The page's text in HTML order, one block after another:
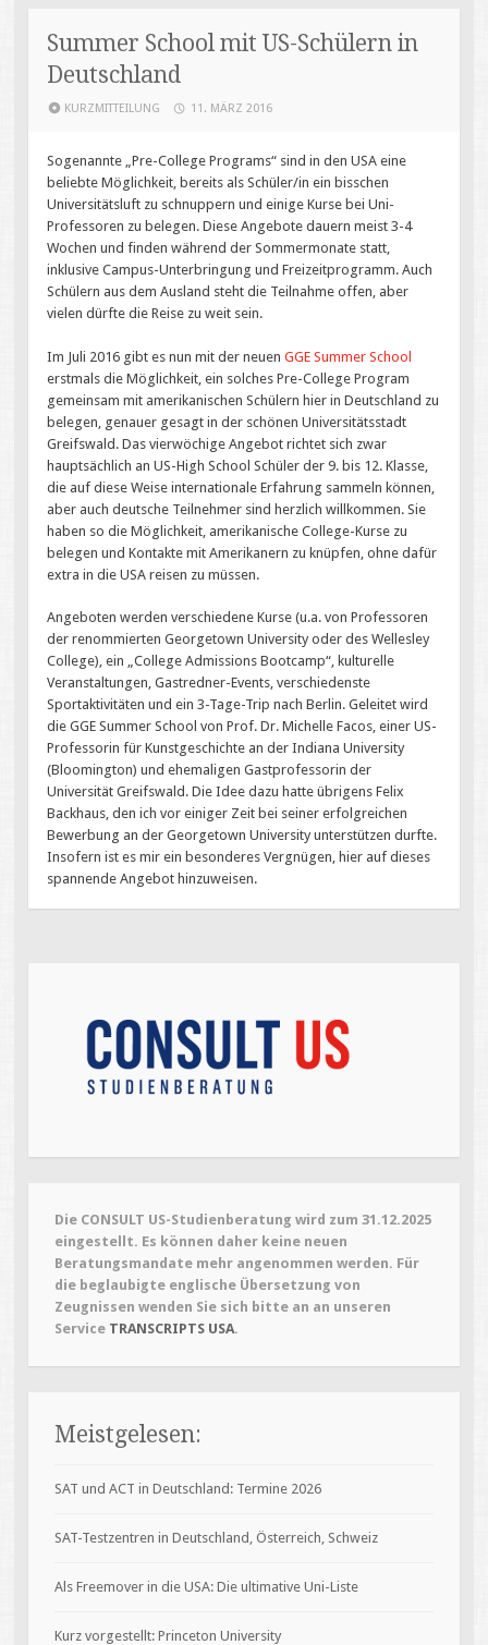
Summer School mit US-Schülern in
Deutschland
KURZMITTEILUNG 11. MÄRZ 2016
Sogenannte „Pre-College Programs“ sind in den USA eine
beliebte Möglichkeit, bereits als Schüler/in ein bisschen
Universitätsluft zu schnuppern und einige Kurse bei Uni-
Professoren zu belegen. Diese Angebote dauern meist 3-4
Wochen und finden während der Sommermonate statt,
inklusive Campus-Unterbringung und Freizeitprogramm. Auch
Schülern aus dem Ausland steht die Teilnahme offen, aber
vielen dürfte die Reise zu weit sein.
Im Juli 2016 gibt es nun mit der neuenGGE Summer School
erstmals die Möglichkeit, ein solches Pre-College Program
gemeinsam mit amerikanischen Schülern hier in Deutschland zu
belegen, genauer gesagt in der schönen Universitätsstadt
Greifswald. Das vierwöchige Angebot richtet sich zwar
hauptsächlich an US-High School Schüler der 9. bis 12. Klasse,
die auf diese Weise internationale Erfahrung sammeln können,
aber auch deutsche Teilnehmer sind herzlich willkommen. Sie
haben so die Möglichkeit, amerikanische College-Kurse zu
belegen und Kontakte mit Amerikanern zu knüpfen, ohne dafür
extra in die USA reisen zu müssen.
Angeboten werden verschiedene Kurse (u.a. von Professoren
der renommierten Georgetown University oder des Wellesley
College), ein „College Admissions Bootcamp“, kulturelle
Veranstaltungen, Gastredner-Events, verschiedenste
Sportaktivitäten und ein 3-Tage-Trip nach Berlin. Geleitet wird
die GGE Summer School von Prof. Dr. Michelle Facos, einer US-
Professorin für Kunstgeschichte an der Indiana University
(Bloomington) und ehemaligen Gastprofessorin der
Universität Greifswald. Die Idee dazu hatte übrigens Felix
Backhaus, den ich vor einiger Zeit bei seiner erfolgreichen
Bewerbung an der Georgetown University unterstützen durfte.
Insofern ist es mir ein besonderes Vergnügen, hier auf dieses
spannende Angebot hinzuweisen.
Die CONSULT US-Studienberatung wird zum 31.12.2025
eingestellt. Es können daher keine neuen
Beratungsmandate mehr angenommen werden. Für
die beglaubigte englische Übersetzung von
Zeugnissen wenden Sie sich bitte an an unseren
Service TRANSCRIPTS USA.
Meistgelesen:
SAT und ACT in Deutschland: Termine 2026
SAT-Testzentren in Deutschland, Österreich, Schweiz
Als Freemover in die USA: Die ultimative Uni-Liste
Kurz vorgestellt: Princeton University